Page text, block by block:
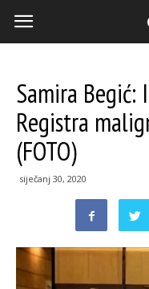
Samira
Registra
(FOTO)
siječanj 30, 2020